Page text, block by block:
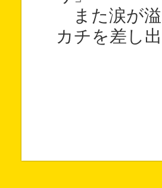
また涙が溢
カチを差し